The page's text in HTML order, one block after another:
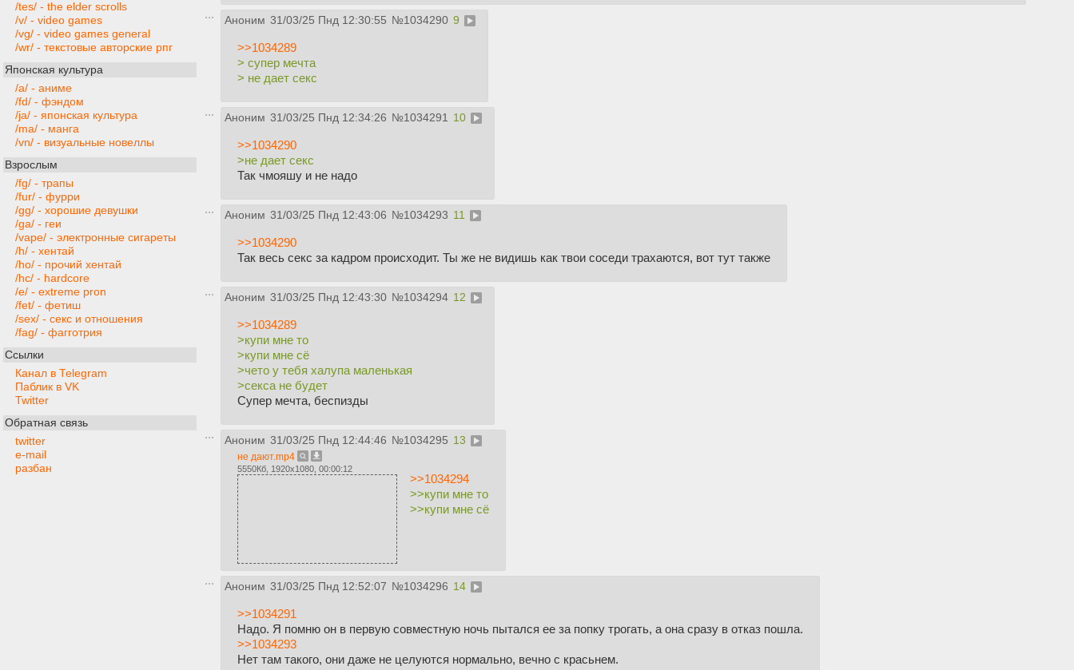
/tes/ - the elder scrolls
/v/ - video games
/vg/ - video games general
/wr/ - текстовые авторские рпг
Японская культура
/a/ - аниме
/fd/ - фэндом
/ja/ - японская культура
/ma/ - манга
/vn/ - визуальные новеллы
Взрослым
/fg/ - трапы
/fur/ - фурри
/gg/ - хорошие девушки
/ga/ - геи
/vape/ - электронные сигареты
/h/ - хентай
/ho/ - прочий хентай
/hc/ - hardcore
/e/ - extreme pron
/fet/ - фетиш
/sex/ - секс и отношения
/fag/ - фагготрия
Ссылки
Канал в Telegram
Паблик в VK
Twitter
Обратная связь
twitter
e-mail
разбан
Аноним 31/03/25 Пнд 12:30:55 №1034290 9
>>1034289
> супер мечта
> не дает секс
Аноним 31/03/25 Пнд 12:34:26 №1034291 10
>>1034290
>не дает секс
Так чмояшу и не надо
Аноним 31/03/25 Пнд 12:43:06 №1034293 11
>>1034290
Так весь секс за кадром происходит. Ты же не видишь как твои соседи трахаются, вот тут также
Аноним 31/03/25 Пнд 12:43:30 №1034294 12
>>1034289
>купи мне то
>купи мне сё
>чето у тебя халупа маленькая
>секса не будет
Супер мечта, беспизды
Аноним 31/03/25 Пнд 12:44:46 №1034295 13
не дают.mp4
5550Кб, 1920x1080, 00:00:12
>>1034294
>>купи мне то
>>купи мне сё
Аноним 31/03/25 Пнд 12:52:07 №1034296 14
>>1034291
Надо. Я помню он в первую совместную ночь пытался ее за попку трогать, а она сразу в отказ пошла.
>>1034293
Нет там такого, они даже не целуются нормально, вечно с красьнем.